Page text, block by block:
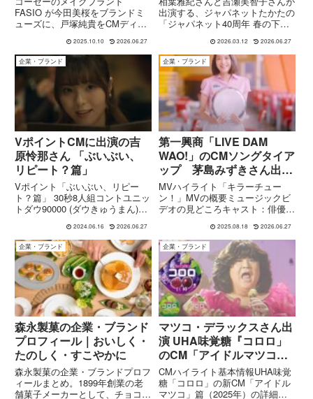
FASIO が今田美桜をブランドミ
ューズに、戸塚純貴をCMディレ
表。『キレイの即戦力』というテ
ーマで描かれる演出構成や注目ポ
イントを解説します。
2025.10.10 2026.06.27
CM
出演する、ジャパネットたかたの
「ジャパネット40周年 春の下取
CMでは、相葉雅紀さん演じる
弟・マサキと、吉瀬美智子さん演
じる姉・ミチコが姉弟役で共演。
壊れてしまった家電に困る弟に
対...
2026.03.12 2026.06.27
企業・ブランド
VポイントCMに出演の吉
原怜那さん 「ぶいぶい、
リピート？篇」
Vポイント「ぶいぶい、リピー
ト？篇」 30秒8人組コントユニッ
トダウ90000 (ダウきゅうまん)で
ん。今回は約1か月前にご出演、
公開されたVポイント公式チャン
ネルのYouTube 30秒CMの様子な
どをご紹介い...
2024.06.16 2026.06.27
企業・ブランド
第一興商「LIVE DAM
WAO!」のCMソングタイア
ップ 茅島みずきさん出
演 大泉洋さん『キラーチ
ューン！』MV
MVハイライト「キラーチュー
ン！」MVの概要ミュージックビ
デオの見どころキャスト：俳優・
グで登場。大泉さんの歌唱シーン
と茅島さんのダンスが交錯する構
成です。舞台設定：アメリカンダ
イナー風のレトロな雰囲気の店が
舞...
2025.08.18 2026.06.27
企業・ブランド
森永製菓の企業・ブランド
プロフィール｜おいしく・
たのしく・すこやかに
森永製菓の企業・ブランドプロフ
ィールまとめ。1899年創業の老
舗菓子メーカーとして、チョコボ
企業・ブランド
マツコ・デラックスさん出
演 UHA味覚糖『コロロ」
のCM「アイドルマツコ』
篇
CMハイライト基本情報UHA味覚
糖「コロロ」の新CM「アイドル
マツコ」篇（2025年）の詳細ま